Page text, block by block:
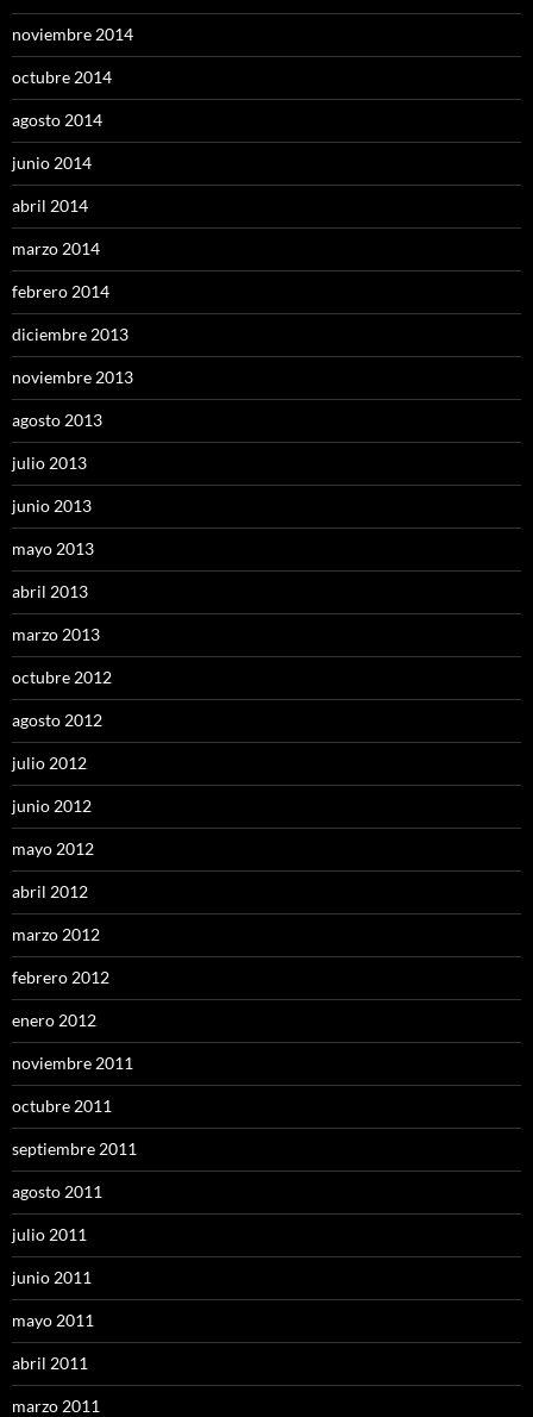
noviembre 2014
octubre 2014
agosto 2014
junio 2014
abril 2014
marzo 2014
febrero 2014
diciembre 2013
noviembre 2013
agosto 2013
julio 2013
junio 2013
mayo 2013
abril 2013
marzo 2013
octubre 2012
agosto 2012
julio 2012
junio 2012
mayo 2012
abril 2012
marzo 2012
febrero 2012
enero 2012
noviembre 2011
octubre 2011
septiembre 2011
agosto 2011
julio 2011
junio 2011
mayo 2011
abril 2011
marzo 2011